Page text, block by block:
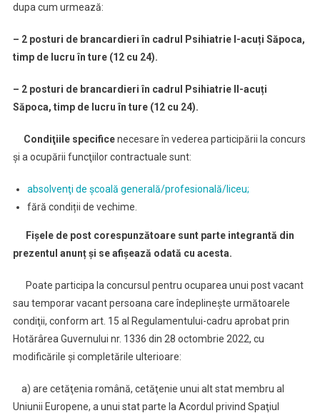
dupa cum urmează:
– 2 posturi de brancardieriîn cadrul Psihiatrie I-acuți Săpoca,
timp de lucruîn ture (12 cu 24).
– 2 posturi de brancardieriîn cadrul Psihiatrie II-acuți
Săpoca, timp de lucruîn ture (12 cu 24).
Condiţiile specificenecesare în vederea participării la concurs
şi a ocupării funcţiilor contractuale sunt:
absolvenţi de şcoală generală/profesională/liceu;
fără condiții de vechime.
Fișele de post corespunzătoare sunt parte integrantă din
prezentul anunț și se afișează odată cu acesta.
Poate participa la concursul pentru ocuparea unui post vacant
sau temporar vacant persoana care îndeplineşte următoarele
condiţii, conform art. 15 al Regulamentului-cadru aprobat prin
Hotărârea Guvernului nr. 1336 din 28 octombrie 2022, cu
modificările și completările ulterioare:
a) are cetăţenia română, cetăţenie unui alt stat membru al
Uniunii Europene, a unui stat parte la Acordul privind Spaţiul